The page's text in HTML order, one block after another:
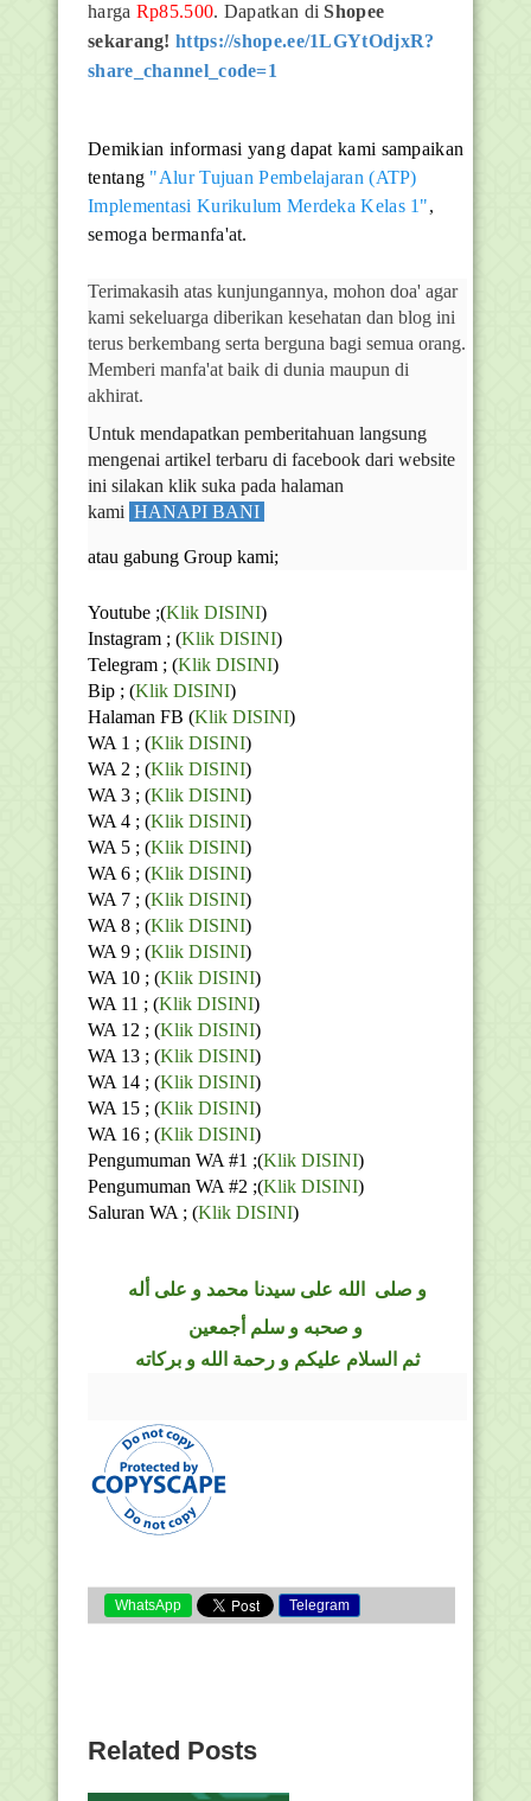
harga Rp85.500. Dapatkan diShopee
sekarang!https://shope.ee/1LGYtOdjxR?
share_channel_code=1
Demikian informasi yang dapat kami sampaikan
tentang "Alur Tujuan Pembelajaran (ATP)
Implementasi Kurikulum Merdeka Kelas 1",
semoga bermanfa'at.
Terimakasih atas kunjungannya, mohon doa' agar
kami sekeluarga diberikan kesehatan dan blog ini
terus berkembang serta berguna bagi semua orang.
Memberi manfa'at baik di dunia maupun di
akhirat.
Untuk mendapatkan pemberitahuan langsung
mengenai artikel terbaru di facebook dari website
ini silakan klik suka pada halaman
kami HANAPI BANI
atau gabung Group kami;
Youtube ;(Klik DISINI)
Instagram ; (Klik DISINI)
Telegram ; (Klik DISINI)
Bip ; (Klik DISINI)
Halaman FB (Klik DISINI)
WA 1 ; (Klik DISINI)
WA 2 ; (Klik DISINI)
WA 3 ; (Klik DISINI)
WA 4 ; (Klik DISINI)
WA 5 ; (Klik DISINI)
WA 6 ; (Klik DISINI)
WA 7 ; (Klik DISINI)
WA 8 ; (Klik DISINI)
WA 9 ; (Klik DISINI)
WA 10 ; (Klik DISINI)
WA 11 ; (Klik DISINI)
WA 12 ; (Klik DISINI)
WA 13 ; (Klik DISINI)
WA 14 ; (Klik DISINI)
WA 15 ; (Klik DISINI)
WA 16 ; (Klik DISINI)
Pengumuman WA #1 ;(Klik DISINI)
Pengumuman WA #2 ;(Klik DISINI)
Saluran WA ; (Klik DISINI)
و صلى الله على سيدنا محمد و على أله
و صحبه و سلم أجمعين
ثم السلام عليكم و رحمة الله و بركاته
WhatsApp Telegram
Related Posts